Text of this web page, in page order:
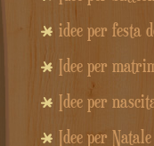
idee per festa
Idee per
Idee per
Idee per Natale